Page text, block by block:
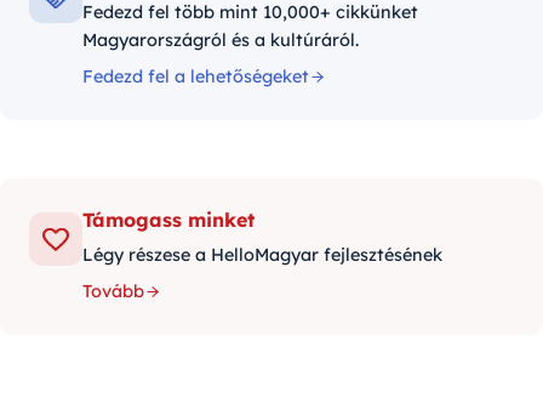
Fedezd fel több mint 10,000+ cikkünket
Magyarországról és a kultúráról.
Fedezd fel a lehetőségeket
Támogass minket
Légy részese a HelloMagyar fejlesztésének
Tovább